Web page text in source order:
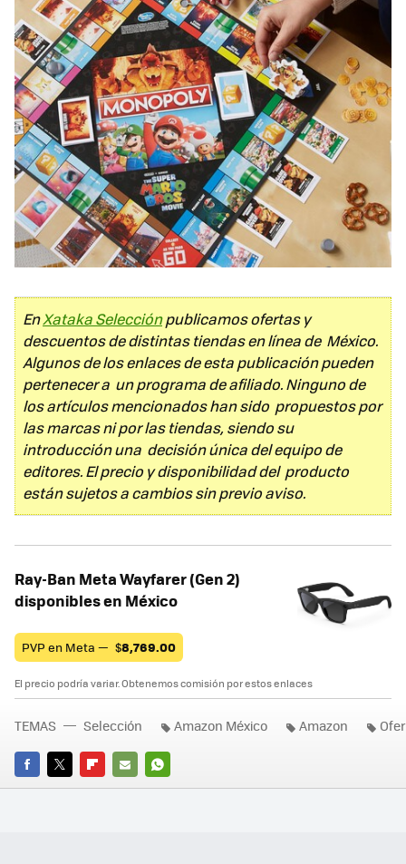
EnXataka Selecciónpublicamos ofertas y
descuentos de distintas tiendas en línea de México.
Algunos de los enlaces de esta publicación pueden
pertenecer a un programa de afiliado. Ninguno de
los artículos mencionados han sido propuestos por
las marcas ni por las tiendas, siendo su
introducción una decisión única del equipo de
editores. El precio y disponibilidad del producto
están sujetos a cambios sin previo aviso.
Ray-Ban Meta Wayfarer (Gen 2)
disponibles en México
PVP en Meta — $8,769.00
El precio podría variar. Obtenemos comisión por estos enlaces
FACEBOOK
TWITTERFLIPBOARD
E-
WHATSAPP
TEMAS Selección Amazon México Amazon